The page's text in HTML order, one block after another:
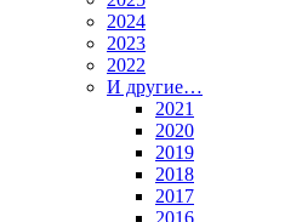
2024
2023
2022
И другие…
2021
2020
2019
2018
2017
2016